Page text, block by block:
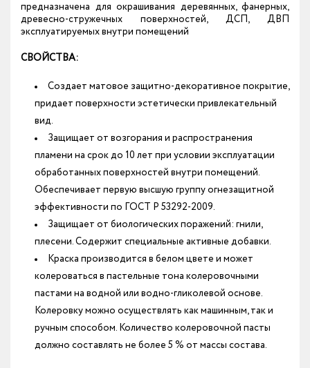
предназначена для окрашивания деревянных, фанерных,
древесно-стружечных поверхностей, ДСП, ДВП
эксплуатируемых внутри помещений
СВОЙСТВА:
Создает матовое защитно-декоративное покрытие,
придает поверхности эстетически привлекательный
вид.
Защищает от возгорания и распространения
пламени на срок до 10 лет при условии эксплуатации
обработанных поверхностей внутри помещений.
Обеспечивает первую высшую группу огнезащитной
эффективности по ГОСТ Р 53292-2009.
Защищает от биологических поражений: гнили,
плесени. Содержит специальные активные добавки.
Краска производится в белом цвете и может
колероваться в пастельные тона колеровочными
пастами на водной или водно-гликолевой основе.
Колеровку можно осуществлять как машинным, так и
ручным способом. Количество колеровочной пасты
должно составлять не более 5 % от массы состава.